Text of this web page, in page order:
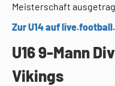
Meisterschaft
Zur U14 auf
U16 9-Mann
Vikings